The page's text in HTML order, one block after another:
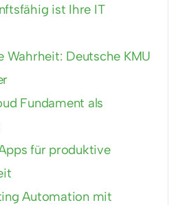
ist Ihre IT
Wahrheit: Deutsche KMU
Fundament als
für produktive
Automation mit